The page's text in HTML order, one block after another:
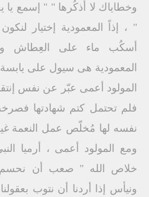
وخطاياك لا أذكُرها " " إسمع يا
" ، إذاً المعمودية إختيار
أسكُب ماء على العِطاش
المعمودية هى سيول على
المولود أعمى عبّر عن نفس
فلم تحتمل كتم شهادتها
نفسه لها مُخلّص عمل النعمة
ومع المولود أعمى ، أرميا
خلاص الله " صعب أن نحسم
ونيأس إذا أردنا أن نتوب